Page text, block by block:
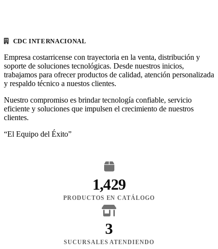
CDC INTERNACIONAL
Empresa costarricense con trayectoria en la venta, distribución y
soporte de soluciones tecnológicas. Desde nuestros inicios,
trabajamos para ofrecer productos de calidad, atención personalizada
y respaldo técnico a nuestos clientes.
Nuestro compromiso es brindar tecnología confiable, servicio
eficiente y soluciones que impulsen el crecimiento de nuestros
clientes.
“El Equipo del Éxito”
1,429
PRODUCTOS EN CATÁLOGO
3
SUCURSALES ATENDIENDO